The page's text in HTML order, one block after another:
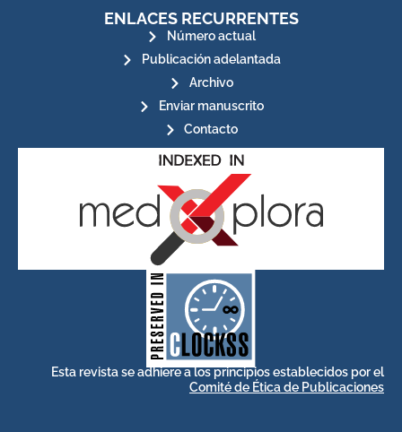
ENLACES RECURRENTES
Número actual
Publicación adelantada
Archivo
Enviar manuscrito
Contacto
CLOCKSS is a dak archive that
ensures the long-term survival
of web-based scholary
publications, governed by and
for its stakeholders.
Esta revista se adhiere a los principios establecidos por el
Comité de Ética de Publicaciones